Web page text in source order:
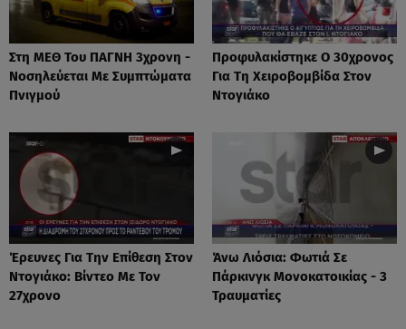
Στη ΜΕΘ Του ΠΑΓΝΗ 3χρονη -
Νοσηλεύεται Με Συμπτώματα
Πνιγμού
Προφυλακίστηκε Ο 30χρονος
Για Τη Χειροβομβίδα Στον
Ντογιάκο
Έρευνες Για Την Επίθεση Στον
Ντογιάκο: Βίντεο Με Τον
27χρονο
Άνω Λιόσια: Φωτιά Σε
Πάρκινγκ Μονοκατοικίας - 3
Τραυματίες